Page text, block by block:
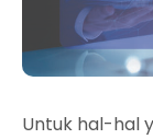
Untuk hal-hal